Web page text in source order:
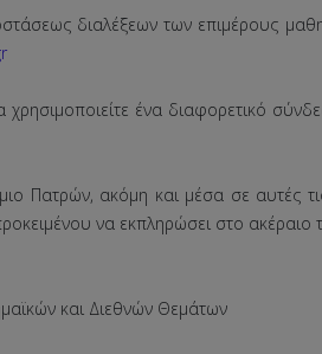
διαλέξεων των επιμέρους
χρησιμοποιείτε ένα διαφορετικό
Πατρών, ακόμη και μέσα σε αυτές
να εκπληρώσει στο ακέραιο
και Διεθνών Θεμάτων